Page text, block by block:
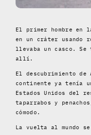
El primer hombre en
en un cráter usando
llevaba un casco. Se
allí.
El descubrimiento de
continente ya tenía
Estados Unidos del
taparrabos y
cómodo.
La vuelta al mundo